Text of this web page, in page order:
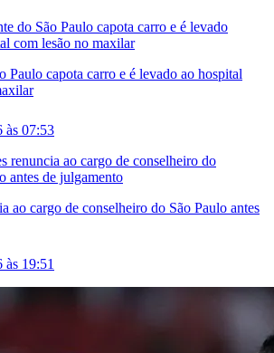
Paulo capota carro e é levado ao hospital
às 07:53
ao cargo de conselheiro do São Paulo antes
às 19:51